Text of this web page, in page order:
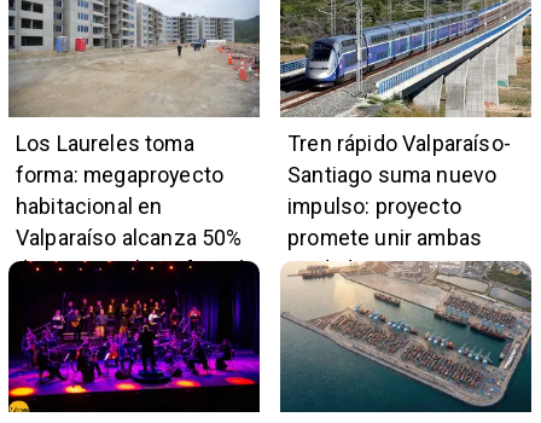
Los Laureles toma
forma: megaproyecto
habitacional en
Valparaíso alcanza 50%
de avance y beneficiará
a 396 familias
Tren rápido Valparaíso-
Santiago suma nuevo
impulso: proyecto
promete unir ambas
ciudades en 45 minutos